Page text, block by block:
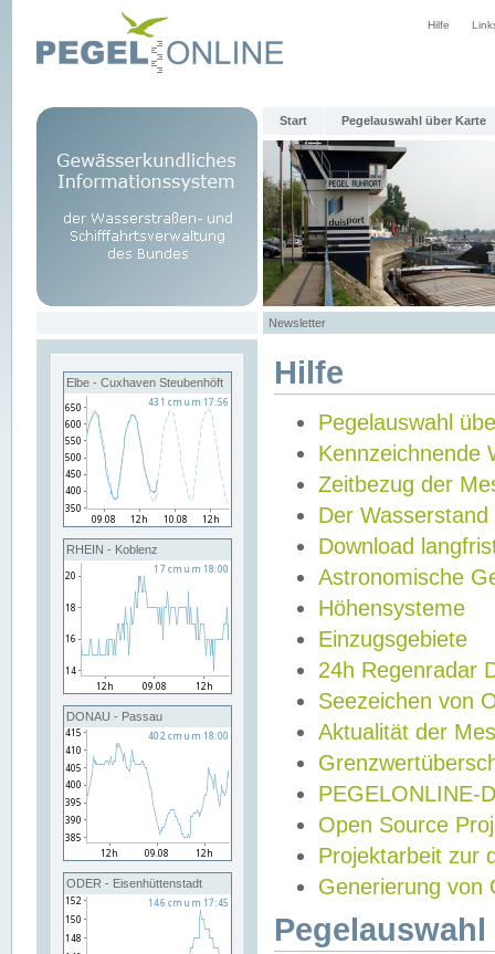
Hilfe
Start Pegelauswahl über Karte
Newsletter
Elbe - Cuxhaven Steubenhöft
RHEIN - Koblenz
DONAU - Passau
ODER - Eisenhüttenstadt
Hilfe
Pegelauswahl
Kennzeichnende
Zeitbezug der
Der Wasserstand
Download
Astronomische
Höhensysteme
Einzugsgebiete
24h Regenradar
Seezeichen von
Aktualität der
PEGELONLINE-
Open Source
Projektarbeit zur
Generierung von